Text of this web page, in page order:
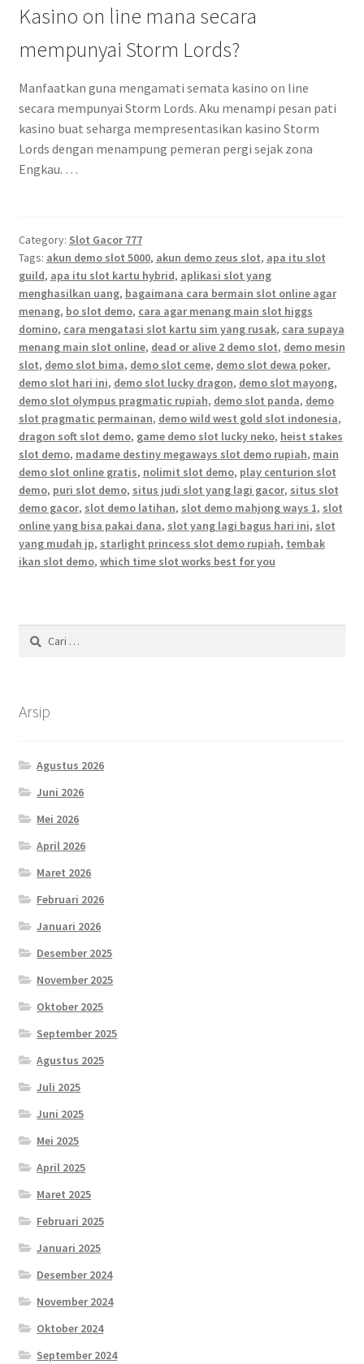
Kasino on line mana secara
mempunyai Storm Lords?
Manfaatkan guna mengamati semata kasino on line
secara mempunyai Storm Lords. Aku menampi pesan pati
kasino buat seharga mempresentasikan kasino Storm
Lords dengan menampung pemeran pergi sejak zona
Engkau. …
Category: Slot Gacor 777
Tags: akun demo slot 5000, akun demo zeus slot, apa itu slot
guild, apa itu slot kartu hybrid, aplikasi slot yang
menghasilkan uang, bagaimana cara bermain slot online agar
menang, bo slot demo, cara agar menang main slot higgs
domino, cara mengatasi slot kartu sim yang rusak, cara supaya
menang main slot online, dead or alive 2 demo slot, demo mesin
slot, demo slot bima, demo slot ceme, demo slot dewa poker,
demo slot hari ini, demo slot lucky dragon, demo slot mayong,
demo slot olympus pragmatic rupiah, demo slot panda, demo
slot pragmatic permainan, demo wild west gold slot indonesia,
dragon soft slot demo, game demo slot lucky neko, heist stakes
slot demo, madame destiny megaways slot demo rupiah, main
demo slot online gratis, nolimit slot demo, play centurion slot
demo, puri slot demo, situs judi slot yang lagi gacor, situs slot
demo gacor, slot demo latihan, slot demo mahjong ways 1, slot
online yang bisa pakai dana, slot yang lagi bagus hari ini, slot
yang mudah jp, starlight princess slot demo rupiah, tembak
ikan slot demo, which time slot works best for you
Cari
untuk:
Arsip
Agustus 2026
Juni 2026
Mei 2026
April 2026
Maret 2026
Februari 2026
Januari 2026
Desember 2025
November 2025
Oktober 2025
September 2025
Agustus 2025
Juli 2025
Juni 2025
Mei 2025
April 2025
Maret 2025
Februari 2025
Januari 2025
Desember 2024
November 2024
Oktober 2024
September 2024